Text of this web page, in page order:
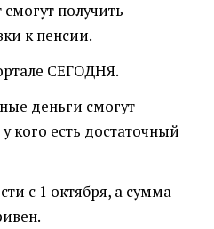
получить
к пенсии.
СЕГОДНЯ.
деньги смогут
кого есть достаточный
с 1 октября, а сумма